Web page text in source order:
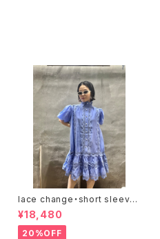
lace change・short sleeve
design one-piece ワンピー
ス レース 切替デザイン リボン
ベルト 前開き バルーンスリーブ
¥18,480
20%OFF